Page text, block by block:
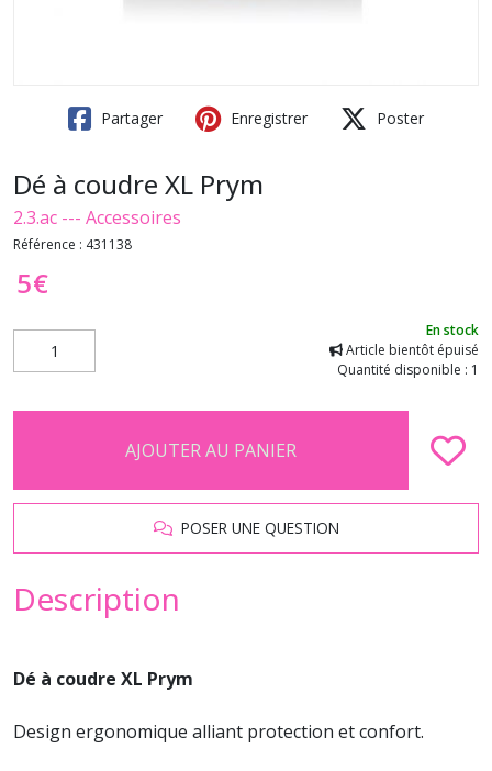
Partager Enregistrer Poster
Dé à coudre XL Prym
2.3.ac --- Accessoires
Référence : 431138
5€
En stock
Article bientôt épuisé
Quantité disponible : 1
AJOUTER AU PANIER
POSER UNE QUESTION
Description
Dé à coudre XL Prym
Design ergonomique alliant protection et confort.